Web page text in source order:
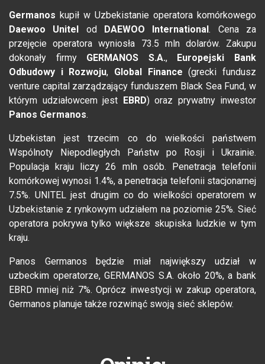
Germanos kupił w Uzbekistanie operatora komórkowego
Daewoo Unitel
od DAEWOO International. Cena za
przejęcie operatora wyniosła 73.5 mln dolarów. Zakupu
dokonały firmy GERMANOS S.A.,
Europejski Bank
Odbudowy i Rozwoju, Global Finance (grecki fundusz
venture capital zarządzający funduszem Black Sea Fund, w
którym udziałowcem jest
EBRD) oraz prywatny inwestor
Panos Germanos.
Uzbekistan jest trzecim co do wielkości państwem
Wspólnoty Niepodległych Państw po Rosji i Ukrainie.
Populacja kraju liczy 26 mln osób. Penetracja telefonii
komórkowej wynosi 1.4%, a penetracja telefonii stacjonarnej
7.5%. UNITEL jest drugim co do wielkości operatorem w
Uzbekistanie z rynkowym udziałem na poziomie 25%. Sieć
operatora pokrywa tylko większe skupiska ludzkie w tym
kraju.
Panos Germanos będzie miał największy udział w
uzbeckim operatorze, GERMANOS S.A. około 20%, a bank
EBRD mniej niż 7%. Oprócz inwestycji w zakup operatora,
Germanos planuje także rozwinąć swoją sieć sklepów.